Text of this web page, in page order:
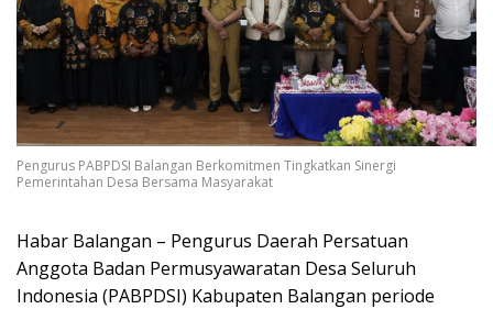
Pengurus PABPDSI Balangan Berkomitmen Tingkatkan Sinergi
Pemerintahan Desa Bersama Masyarakat
Habar Balangan – Pengurus Daerah Persatuan
Anggota Badan Permusyawaratan Desa Seluruh
Indonesia (PABPDSI) Kabupaten Balangan periode